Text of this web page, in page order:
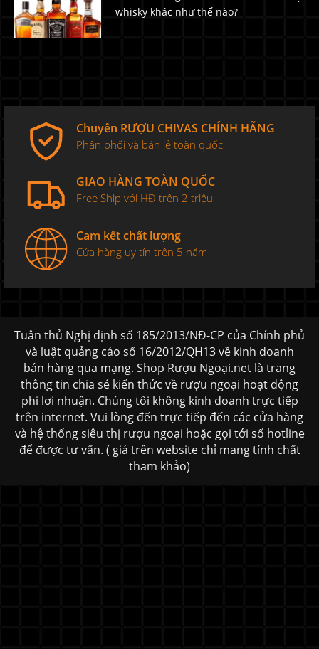
whisky khác như thế nào?
Chuyên RƯỢU CHIVAS CHÍNH HÃNG
Phân phối và bán lẻ toàn quốc
GIAO HÀNG TOÀN QUỐC
Free Ship với HĐ trên 2 triệu
Cam kết chất lượng
Cửa hàng uy tín trên 5 năm
Tuân thủ Nghị định số 185/2013/NĐ-CP của Chính phủ
và luật quảng cáo số 16/2012/QH13 về kinh doanh
bán hàng qua mạng. Shop Rượu Ngoại.net là trang
thông tin chia sẻ kiến thức về rượu ngoại hoạt động
phi lơi nhuận. Chúng tôi không kinh doanh trực tiếp
trên internet. Vui lòng đến trực tiếp đến các cửa hàng
và hệ thống siêu thị rượu ngoại hoặc gọi tới số hotline
để được tư vấn. ( giá trên website chỉ mang tính chất
tham khảo)